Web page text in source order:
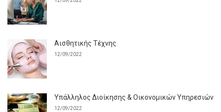
Αισθητικής Τέχνης
12/09/2022
Υπάλληλος Διοίκησης & Οικονομικών Υπηρεσιών
12/09/2022